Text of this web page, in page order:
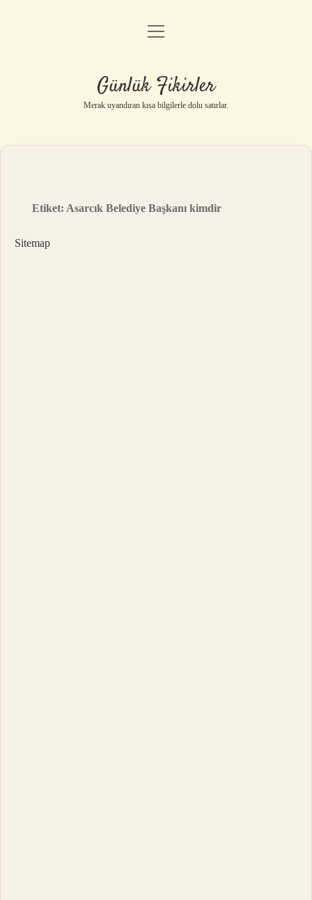
Anasayfa
Yasal Uyarı
menüyü
Günlük Fikirler
Merak uyandıran kısa bilgilerle dolu satırlar.
Etiket: Asarcık Belediye Başkanı kimdir
Sitemap